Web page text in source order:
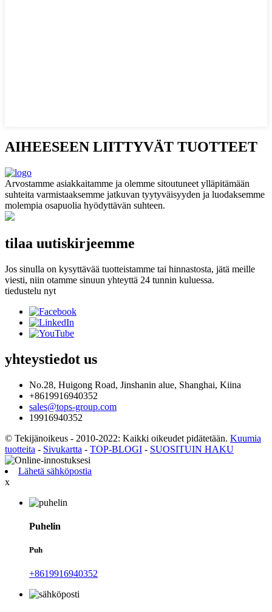
AIHEESEEN LIITTYVÄT TUOTTEET
Arvostamme asiakkaitamme ja olemme sitoutuneet ylläpitämään
suhteita varmistaaksemme jatkuvan tyytyväisyyden ja luodaksemme
molempia osapuolia hyödyttävän suhteen.
tilaa uutiskirjeemme
Jos sinulla on kysyttävää tuotteistamme tai hinnastosta, jätä meille
viesti, niin otamme sinuun yhteyttä 24 tunnin kuluessa.
tiedustelu nyt
yhteystiedot us
No.28, Huigong Road, Jinshanin alue, Shanghai, Kiina
+8619916940352
sales@tops-group.com
19916940352
© Tekijänoikeus - 2010-2022: Kaikki oikeudet pidätetään. Kuumia
tuotteita - Sivukartta - TOP-BLOGI - SUOSITUIN HAKU
Lähetä sähköpostia
x
Puhelin
Puh
+8619916940352